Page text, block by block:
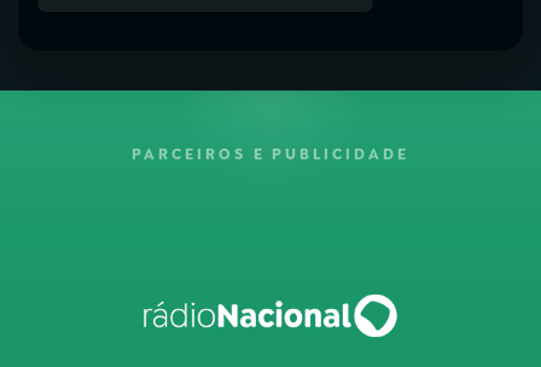
PARCEIROS E PUBLICIDADE